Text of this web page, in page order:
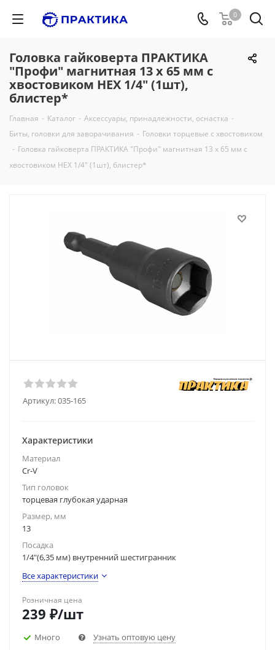
0
Головка гайковерта ПРАКТИКА
"Профи" магнитная 13 х 65 мм с
хвостовиком HEX 1/4" (1шт),
блистер*
Главная - Каталог - Аксессуары, принадлежности, оснастка -
Биты, головки для заворачивания - Головки торцевые с хвостовиком
- Головка гайковерта ПРАКТИКА "Профи" магнитная 13 х 65 мм с
хвостовиком HEX 1/4" (1шт), блистер*
Артикул:035-165
Характеристики
Материал
Cr-V
Тип головок
торцевая глубокая ударная
Размер, мм
13
Посадка
1/4"(6,35 мм) внутренний шестигранник
Все характеристики
Розничная цена
239 ₽/шт
Много Узнать оптовую цену